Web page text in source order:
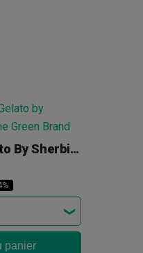
Auto Polar Gelato By Sherbinskis
panier